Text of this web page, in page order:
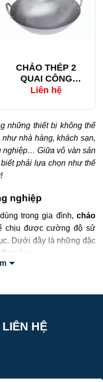
CHẢO THÉP 2
QUAI CÔNG
NGHIỆP
Liên hệ
những thiết bị không thể
nhà hàng, khách sạn,
nghiệp… Giữa vô vàn sản
phải lựa chọn như thế
nghiệp
trong gia đình, chảo
chịu được cường độ sử
Dưới đây là những đặc
này:
kính từ 30cm đến
HỆ